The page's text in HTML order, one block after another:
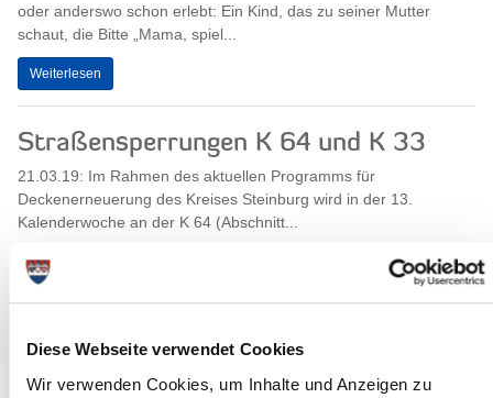
Diese Webseite verwendet Cookies
Wir verwenden Cookies, um Inhalte und Anzeigen zu
oder anderswo schon erlebt: Ein Kind, das zu seiner Mutter
schaut, die Bitte „Mama, spiel...
Weiterlesen
Straßensperrungen K 64 und K 33
21.03.19: Im Rahmen des aktuellen Programms für
Deckenerneuerung des Kreises Steinburg wird in der 13.
Kalenderwoche an der K 64 (Abschnitt...
Weiterlesen
Stadt Itzehoe ist in der Zeit vom 08. bis zum 12. April 2019